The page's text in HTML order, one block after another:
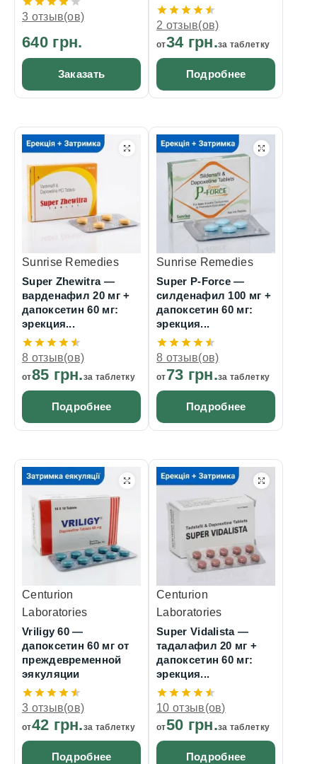
3 отзыв(ов)
640 грн.
Заказать
2 отзыв(ов)
от34 грн.за таблетку
Подробнее
Sunrise Remedies
Super Zhewitra —
варденафил 20 мг +
дапоксетин 60 мг:
эрекция...
8 отзыв(ов)
от85 грн.за таблетку
Подробнее
Sunrise Remedies
Super P-Force —
силденафил 100 мг +
дапоксетин 60 мг:
эрекция...
8 отзыв(ов)
от73 грн.за таблетку
Подробнее
Centurion
Laboratories
Vriligy 60 —
дапоксетин 60 мг от
преждевременной
эякуляции
3 отзыв(ов)
от42 грн.за таблетку
Подробнее
Centurion
Laboratories
Super Vidalista —
тадалафил 20 мг +
дапоксетин 60 мг:
эрекция...
10 отзыв(ов)
от50 грн.за таблетку
Подробнее